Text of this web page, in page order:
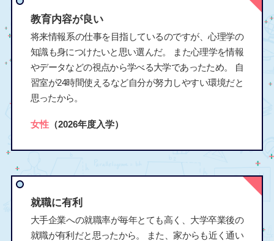
教育内容が良い
将来情報系の仕事を目指しているのですが、心理学の
知識も身につけたいと思い選んだ。 また心理学を情報
やデータなどの視点から学べる大学であったため。 自
習室が24時間使えるなど自分が努力しやすい環境だと
思ったから。
女性（2026年度入学）
就職に有利
大手企業への就職率が毎年とても高く、大学卒業後の
就職が有利だと思ったから。 また、家からも近く通い